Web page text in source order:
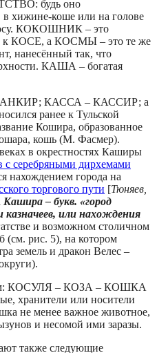
будь оно
в хижине-коше или на голове
КОКОШНИК – это
к КОСЕ, а КОСМЫ – это те же
нанесённый так, что
КАША – богатая
КАССА – КАССИР; а
ранее к Тульской
Кошира, образованное
кошь (М. Фасмер).
в окрестностях Каширы
с серебряными дирхемами
нахождением города на
торгового пути [Тюняев,
Кашира – букв. «город
казначеев, или нахождения
и возможном столичном
(см. рис. 5), на котором
земель и дракон Велес –
КОСУЛЯ – КОЗА – КОШКА
хранители или носители
не менее важное животное,
и несомой ими заразы.
также следующие